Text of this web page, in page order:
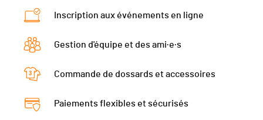
Inscription aux événements en ligne
Gestion d'équipe et des ami·e·s
Commande de dossards et accessoires
Paiements flexibles et sécurisés